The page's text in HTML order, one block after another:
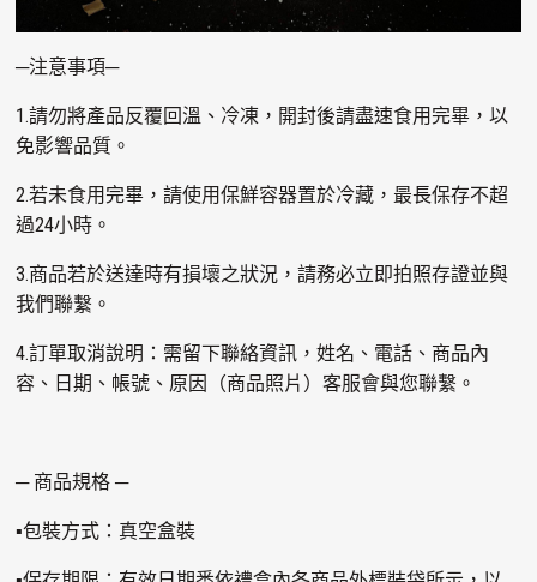
─注意事項─
1.請勿將產品反覆回溫、冷凍，開封後請盡速食用完畢，以
免影響品質。
2.若未食用完畢，請使用保鮮容器置於冷藏，最長保存不超
過24小時。
3.商品若於送達時有損壞之狀況，請務必立即拍照存證並與
我們聯繫。
4.訂單取消說明：需留下聯絡資訊，姓名、電話、商品內
容、日期、帳號、原因（商品照片）客服會與您聯繫。
─ 商品規格 ─
▪包裝方式：真空盒裝